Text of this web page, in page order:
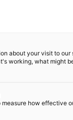
lasta
about your visit to our
working, what might
measure how effective